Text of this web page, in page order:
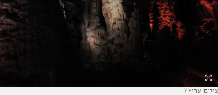
צילום: ערוץ 7